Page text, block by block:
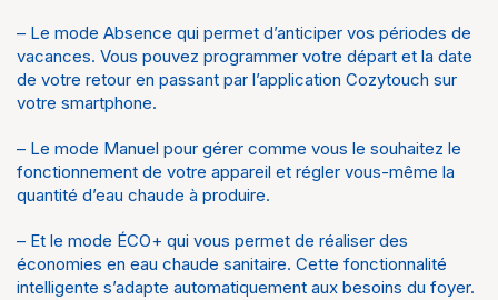
– Le mode Absence qui permet d’anticiper vos périodes de
vacances. Vous pouvez programmer votre départ et la date
de votre retour en passant par l’application Cozytouch sur
votre smartphone.
– Le mode Manuel pour gérer comme vous le souhaitez le
fonctionnement de votre appareil et régler vous-même la
quantité d’eau chaude à produire.
– Et le mode ÉCO+ qui vous permet de réaliser des
économies en eau chaude sanitaire. Cette fonctionnalité
intelligente s’adapte automatiquement aux besoins du foyer.